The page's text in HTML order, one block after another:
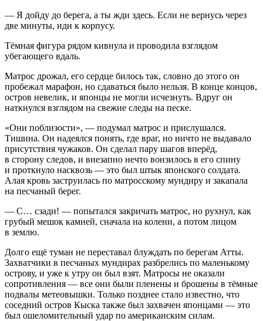
— Я дойду до берега, а ты жди здесь. Если не вернусь через
две минуты, иди к корпусу.
Тёмная фигура рядом кивнула и проводила взглядом
убегающего вдаль.
Матрос дрожал, его сердце билось так, словно до этого он
пробежал марафон, но сдаваться было нельзя. В конце концов,
остров невелик, и японцы не могли исчезнуть. Вдруг он
наткнулся взглядом на свежие следы на песке.
«Они поблизости», — подумал матрос и прислушался.
Тишина. Он надеялся понять, где враг, но ничто не выдавало
присутствия чужаков. Он сделал пару шагов вперёд,
в сторону следов, и внезапно нечто вонзилось в его спину
и проткнуло насквозь — это был штык японского солдата.
Алая кровь заструилась по матросскому мундиру и закапала
на песчаный берег.
— С… сзади! — попытался закричать матрос, но рухнул, как
грубый мешок камней, сначала на колени, а потом лицом
в землю.
Долго ещё туман не переставал блуждать по берегам Атты.
Захватчики в песчаных мундирах разбрелись по маленькому
острову, и уже к утру он был взят. Матросы не оказали
сопротивления — все они были пленены и брошены в тёмные
подвалы метеовышки. Только позднее стало известно, что
соседний остров Кыска также был захвачен японцами — это
был ошеломительный удар по американским силам.